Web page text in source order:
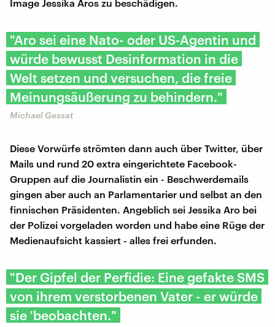
Image Jessika Aros zu beschädigen.
"Aro sei eine Nato- oder US-Agentin und
würde bewusst Desinformation in die
Welt setzen und versuchen, die freie
Meinungsäußerung zu behindern."
Michael Gessat
Diese Vorwürfe strömten dann auch über Twitter, über
Mails und rund 20 extra eingerichtete Facebook-
Gruppen auf die Journalistin ein - Beschwerdemails
gingen aber auch an Parlamentarier und selbst an den
finnischen Präsidenten. Angeblich sei Jessika Aro bei
der Polizei vorgeladen worden und habe eine Rüge der
Medienaufsicht kassiert - alles frei erfunden.
"Der Gipfel der Perfidie: Eine gefakte SMS
von ihrem verstorbenen Vater - er würde
sie 'beobachten."